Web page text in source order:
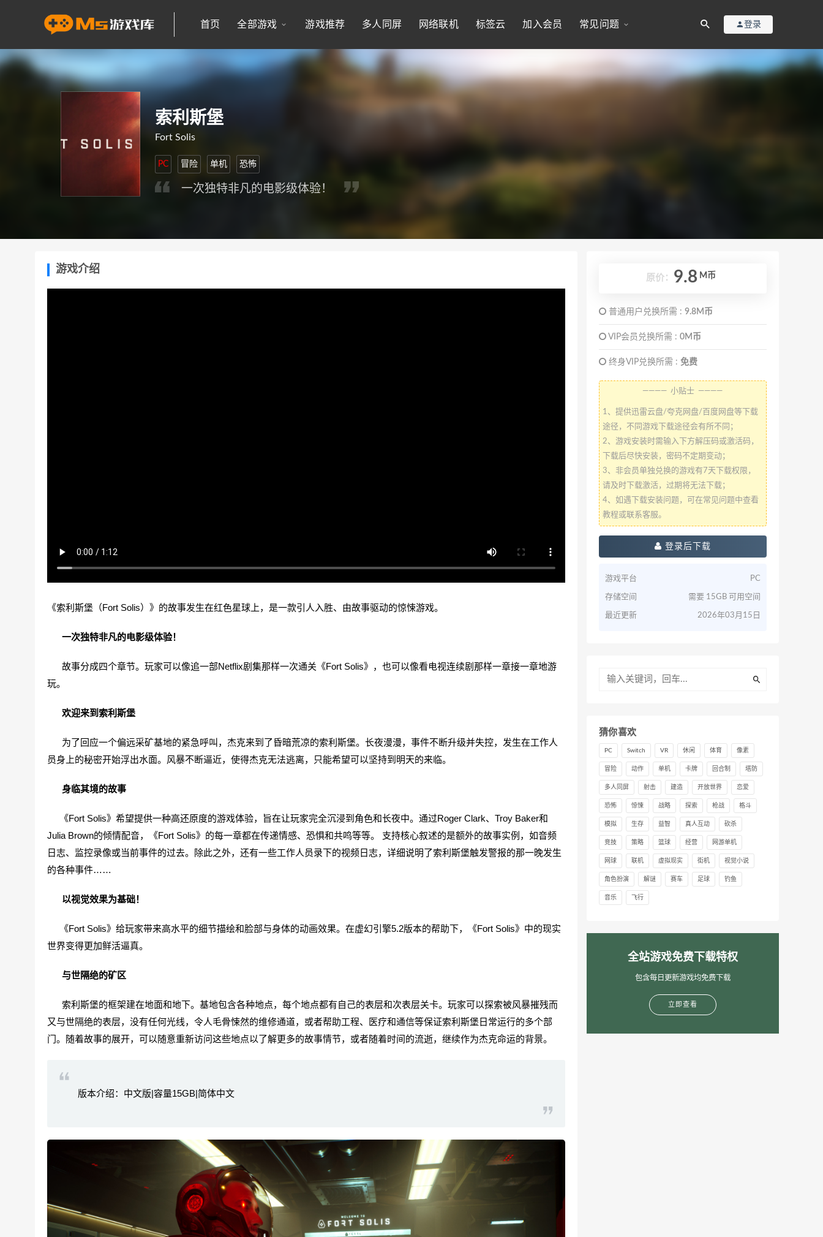
首页 全部游戏 游戏推荐 多人同屏 网络联机 标签云 加入会员 常见问题 登录
索利斯堡
Fort Solis
PC 冒险 单机 恐怖
一次独特非凡的电影级体验！
游戏介绍
《索利斯堡（Fort Solis）》的故事发生在红色星球上，是一款引人入胜、由故事驱动的惊悚游戏。
一次独特非凡的电影级体验！
故事分成四个章节。玩家可以像追一部Netflix剧集那样一次通关《Fort Solis》，也可以像看电视连续剧那样一章接一章地游
玩。
欢迎来到索利斯堡
为了回应一个偏远采矿基地的紧急呼叫，杰克来到了昏暗荒凉的索利斯堡。长夜漫漫，事件不断升级并失控，发生在工作人
员身上的秘密开始浮出水面。风暴不断逼近，使得杰克无法逃离，只能希望可以坚持到明天的来临。
身临其境的故事
《Fort Solis》希望提供一种高还原度的游戏体验，旨在让玩家完全沉浸到角色和长夜中。通过Roger Clark、Troy Baker和
Julia Brown的倾情配音，《Fort Solis》的每一章都在传递情感、恐惧和共鸣等等。 支持核心叙述的是额外的故事实例，如音频
日志、监控录像或当前事件的过去。除此之外，还有一些工作人员录下的视频日志，详细说明了索利斯堡触发警报的那一晚发生
的各种事件……
以视觉效果为基础！
《Fort Solis》给玩家带来高水平的细节描绘和脸部与身体的动画效果。在虚幻引擎5.2版本的帮助下，《Fort Solis》中的现实
世界变得更加鲜活逼真。
与世隔绝的矿区
索利斯堡的框架建在地面和地下。基地包含各种地点，每个地点都有自己的表层和次表层关卡。玩家可以探索被风暴摧残而
又与世隔绝的表层，没有任何光线，令人毛骨悚然的维修通道，或者帮助工程、医疗和通信等保证索利斯堡日常运行的多个部
门。随着故事的展开，可以随意重新访问这些地点以了解更多的故事情节，或者随着时间的流逝，继续作为杰克命运的背景。
版本介绍：中文版|容量15GB|简体中文
原价： 9.8 M币
普通用户兑换所需 : 9.8M币
VIP会员兑换所需 : 0M币
终身VIP兑换所需 : 免费
———— 小贴士 ————
1、提供迅雷云盘/夸克网盘/百度网盘等下载
途径，不同游戏下载途径会有所不同；
2、游戏安装时需输入下方解压码或激活码，
下载后尽快安装，密码不定期变动；
3、非会员单独兑换的游戏有7天下载权限，
请及时下载激活，过期将无法下载；
4、如遇下载安装问题，可在常见问题中查看
教程或联系客服。
登录后下载
游戏平台 PC
存储空间 需要 15GB 可用空间
最近更新 2026年03月15日
猜你喜欢
PC Switch VR 休闲 体育 像素
冒险 动作 单机 卡牌 回合制 塔防
多人同屏 射击 建造 开放世界 恋爱
恐怖 惊悚 战略 探索 枪战 格斗
模拟 生存 益智 真人互动 砍杀
竞技 策略 篮球 经营 网游单机
网球 联机 虚拟现实 街机 视觉小说
角色扮演 解谜 赛车 足球 钓鱼
音乐 飞行
全站游戏免费下载特权
包含每日更新游戏均免费下载
立即查看